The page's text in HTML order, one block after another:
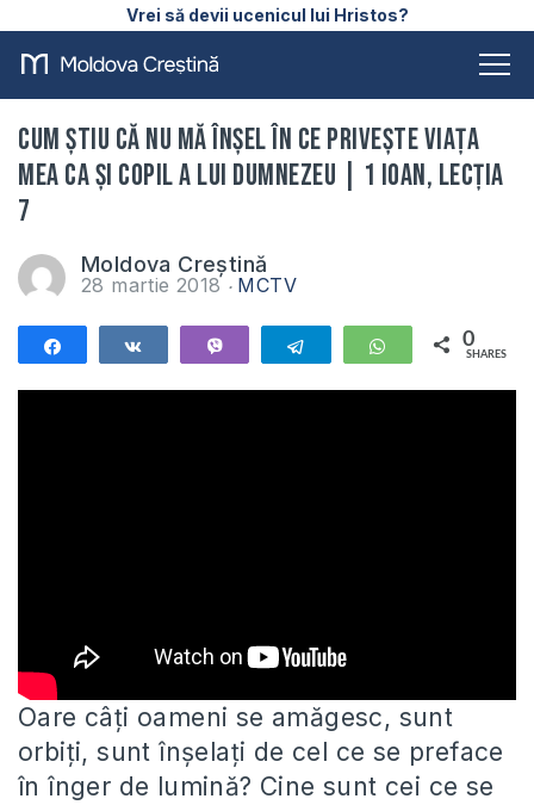
Vrei să devii ucenicul lui Hristos?
Cum știu că nu mă înșel în ce privește viața
mea ca și copil a lui Dumnezeu | 1 Ioan, Lecția
7
Moldova Creștină
28 martie 2018 MCTV
Telegram WhatsApp
0
SHARES
Oare câți oameni se amăgesc, sunt
orbiți, sunt înșelați de cel ce se preface
în înger de lumină? Cine sunt cei ce se